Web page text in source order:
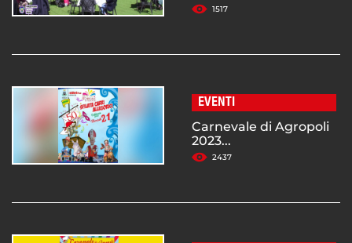
1517
EVENTI
Carnevale di Agropoli
2023...
2437